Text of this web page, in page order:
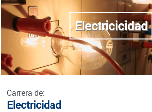
Electricicidad
Carrera de:
Electricidad